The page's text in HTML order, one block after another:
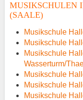
MUSIKSCHULEN
(SAALE)
Musikschule
Musikschule
Musikschule
Wasserturm/
Musikschule
Musikschule
Musikschule